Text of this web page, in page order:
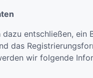
dazu entschließen, ein
das
wir folgende